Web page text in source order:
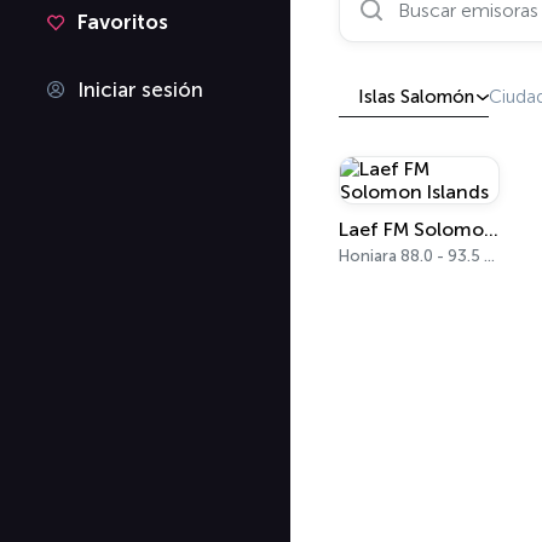
Favoritos
Iniciar sesión Islas Salomón
Laef FM Solomon Islands
Honiara 88.0 - 93.5 FM